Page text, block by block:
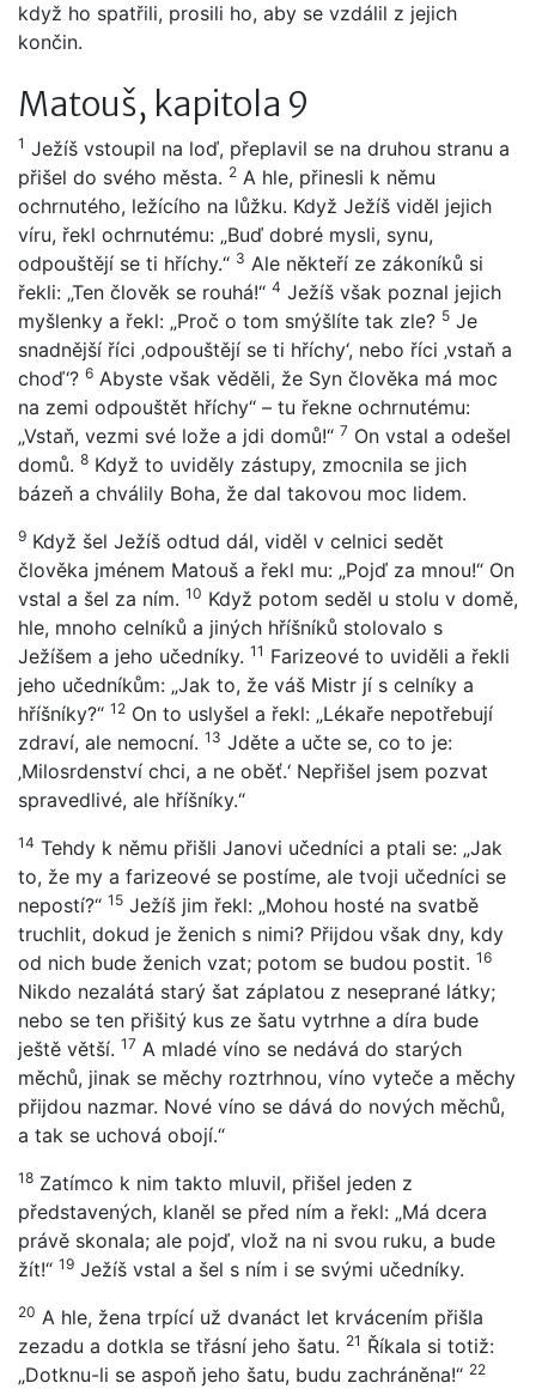
když ho spatřili, prosili ho, aby se vzdálil z jejich
končin.
Matouš, kapitola 9
1 Ježíš vstoupil na loď, přeplavil se na druhou stranu a
přišel do svého města. 2 A hle, přinesli k němu
ochrnutého, ležícího na lůžku. Když Ježíš viděl jejich
víru, řekl ochrnutému: „Buď dobré mysli, synu,
odpouštějí se ti hříchy.“ 3 Ale někteří ze zákoníků si
řekli: „Ten člověk se rouhá!“ 4 Ježíš však poznal jejich
myšlenky a řekl: „Proč o tom smýšlíte tak zle? 5 Je
snadnější říci ‚odpouštějí se ti hříchy‘, nebo říci ‚vstaň a
choď‘? 6 Abyste však věděli, že Syn člověka má moc
na zemi odpouštět hříchy“ – tu řekne ochrnutému:
„Vstaň, vezmi své lože a jdi domů!“ 7 On vstal a odešel
domů. 8 Když to uviděly zástupy, zmocnila se jich
bázeň a chválily Boha, že dal takovou moc lidem.
9 Když šel Ježíš odtud dál, viděl v celnici sedět
člověka jménem Matouš a řekl mu: „Pojď za mnou!“ On
vstal a šel za ním. 10 Když potom seděl u stolu v domě,
hle, mnoho celníků a jiných hříšníků stolovalo s
Ježíšem a jeho učedníky. 11 Farizeové to uviděli a řekli
jeho učedníkům: „Jak to, že váš Mistr jí s celníky a
hříšníky?“ 12 On to uslyšel a řekl: „Lékaře nepotřebují
zdraví, ale nemocní. 13 Jděte a učte se, co to je:
‚Milosrdenství chci, a ne oběť.‘ Nepřišel jsem pozvat
spravedlivé, ale hříšníky.“
14 Tehdy k němu přišli Janovi učedníci a ptali se: „Jak
to, že my a farizeové se postíme, ale tvoji učedníci se
nepostí?“ 15 Ježíš jim řekl: „Mohou hosté na svatbě
truchlit, dokud je ženich s nimi? Přijdou však dny, kdy
od nich bude ženich vzat; potom se budou postit. 16
Nikdo nezalátá starý šat záplatou z neseprané látky;
nebo se ten přišitý kus ze šatu vytrhne a díra bude
ještě větší. 17 A mladé víno se nedává do starých
měchů, jinak se měchy roztrhnou, víno vyteče a měchy
přijdou nazmar. Nové víno se dává do nových měchů,
a tak se uchová obojí.“
18 Zatímco k nim takto mluvil, přišel jeden z
představených, klaněl se před ním a řekl: „Má dcera
právě skonala; ale pojď, vlož na ni svou ruku, a bude
žít!“ 19 Ježíš vstal a šel s ním i se svými učedníky.
20 A hle, žena trpící už dvanáct let krvácením přišla
zezadu a dotkla se třásní jeho šatu. 21 Říkala si totiž:
„Dotknu-li se aspoň jeho šatu, budu zachráněna!“ 22